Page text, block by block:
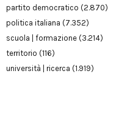
partito democratico (2.870)
politica italiana (7.352)
scuola | formazione (3.214)
territorio (116)
università | ricerca (1.919)